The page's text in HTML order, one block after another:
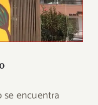
encuentra